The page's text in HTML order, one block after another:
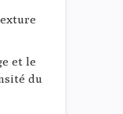
et le
du